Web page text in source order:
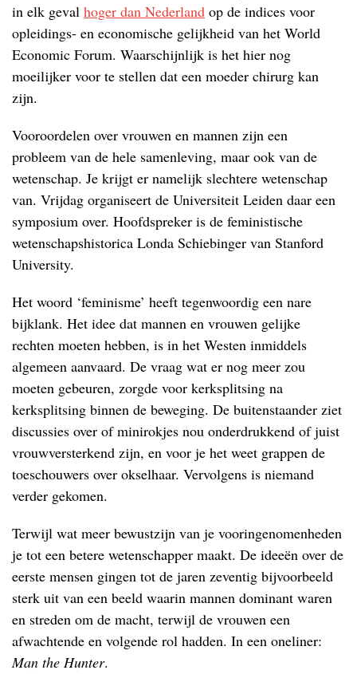
in elk geval hoger dan Nederland op de indices voor
opleidings- en economische gelijkheid van het World
Economic Forum. Waarschijnlijk is het hier nog
moeilijker voor te stellen dat een moeder chirurg kan
zijn.
Vooroordelen over vrouwen en mannen zijn een
probleem van de hele samenleving, maar ook van de
wetenschap. Je krijgt er namelijk slechtere wetenschap
van. Vrijdag organiseert de Universiteit Leiden daar een
symposium over. Hoofdspreker is de feministische
wetenschapshistorica Londa Schiebinger van Stanford
University.
Het woord ‘feminisme’ heeft tegenwoordig een nare
bijklank. Het idee dat mannen en vrouwen gelijke
rechten moeten hebben, is in het Westen inmiddels
algemeen aanvaard. De vraag wat er nog meer zou
moeten gebeuren, zorgde voor kerksplitsing na
kerksplitsing binnen de beweging. De buitenstaander ziet
discussies over of minirokjes nou onderdrukkend of juist
vrouwversterkend zijn, en voor je het weet grappen de
toeschouwers over okselhaar. Vervolgens is niemand
verder gekomen.
Terwijl wat meer bewustzijn van je vooringenomenheden
je tot een betere wetenschapper maakt. De ideeën over de
eerste mensen gingen tot de jaren zeventig bijvoorbeeld
sterk uit van een beeld waarin mannen dominant waren
en streden om de macht, terwijl de vrouwen een
afwachtende en volgende rol hadden. In een oneliner:
Man the Hunter.